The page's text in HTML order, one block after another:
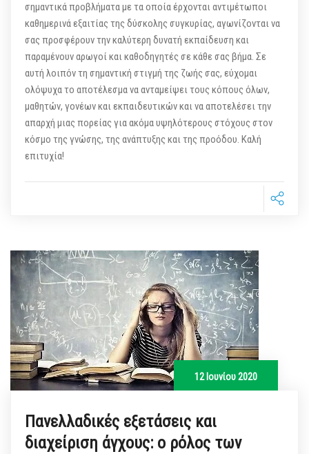
σημαντικά προβλήματα με τα οποία έρχονται αντιμέτωποι
καθημερινά εξαιτίας της δύσκολης συγκυρίας, αγωνίζονται να
σας προσφέρουν την καλύτερη δυνατή εκπαίδευση και
παραμένουν αρωγοί και καθοδηγητές σε κάθε σας βήμα. Σε
αυτή λοιπόν τη σημαντική στιγμή της ζωής σας, εύχομαι
ολόψυχα το αποτέλεσμα να ανταμείψει τους κόπους όλων,
μαθητών, γονέων και εκπαιδευτικών και να αποτελέσει την
απαρχή μιας πορείας για ακόμα υψηλότερους στόχους στον
κόσμο της γνώσης, της ανάπτυξης και της προόδου. Καλή
επιτυχία!
12 Ιουνίου 2020
Πανελλαδικές εξετάσεις και
διαχείριση άγχους: ο ρόλος των